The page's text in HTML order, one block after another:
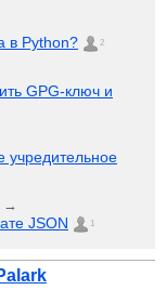
в Python? 2
GPG-ключ и
→
JSON 1